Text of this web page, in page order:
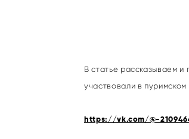
В статье рассказываем
участвовали в
https://vk.com/@-